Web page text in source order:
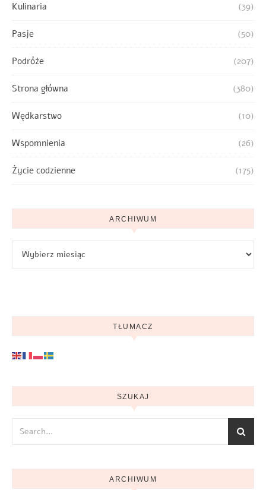
Kulinaria (39)
Pasje (50)
Podróże (207)
Strona główna (380)
Wędkarstwo (10)
Wspomnienia (26)
Życie codzienne (175)
ARCHIWUM
TŁUMACZ
SZUKAJ
ARCHIWUM